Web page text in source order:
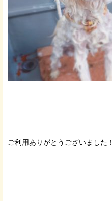
ご利用ありがとうございました！